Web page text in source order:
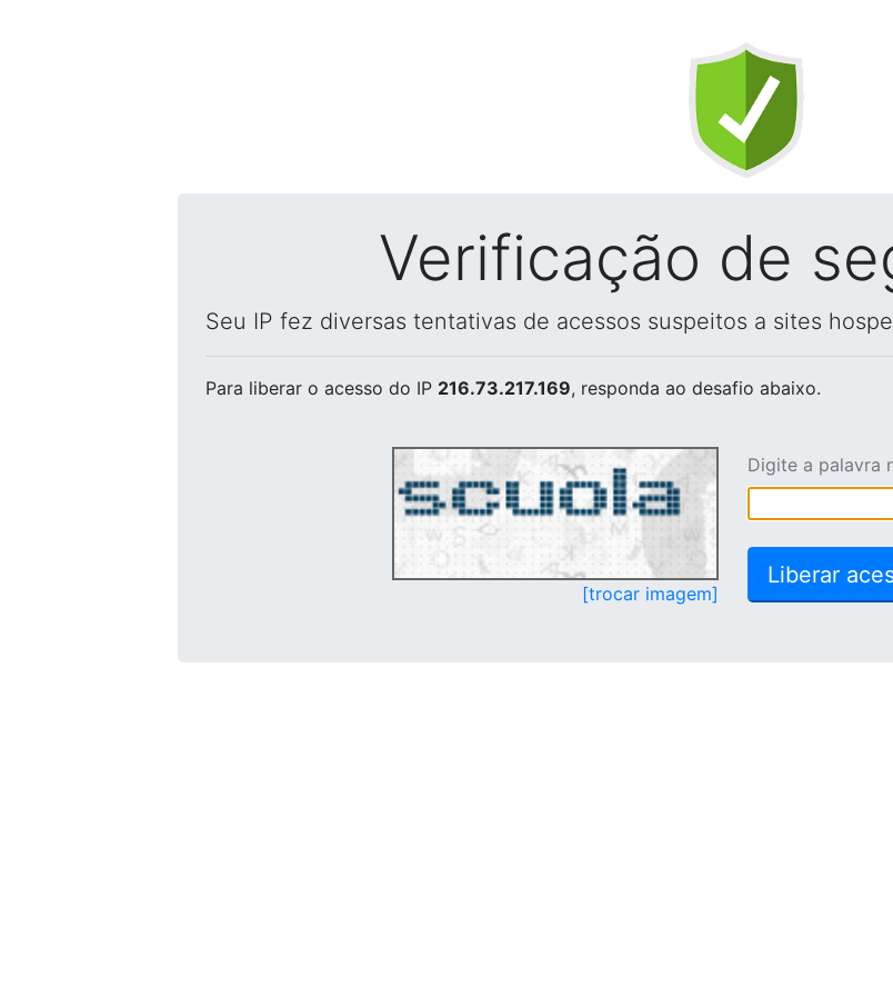
Verificação de
Seu IP fez diversas tentativas de acessos suspeitos a sites
Para liberar o acesso do IP 216.73.217.169, responda ao desafio abaixo.
[trocar imagem]
Digite a palavra